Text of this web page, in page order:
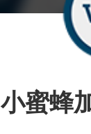
小蜜蜂